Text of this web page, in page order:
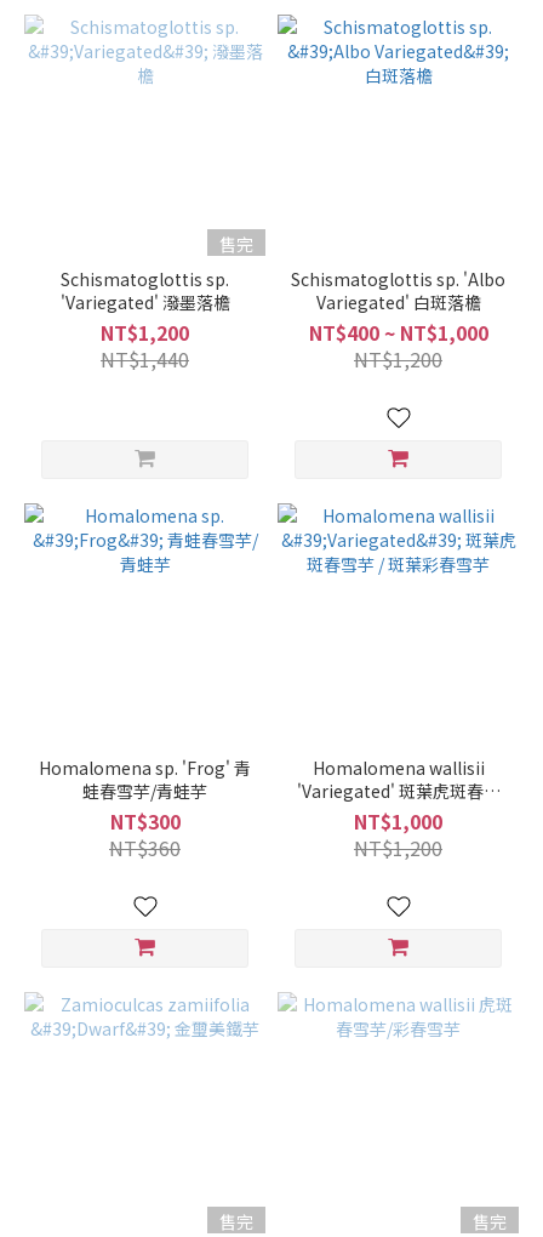
售完
Schismatoglottis sp.
'Variegated' 潑墨落檐
NT$1,200
NT$1,440
Schismatoglottis sp. 'Albo
Variegated' 白斑落檐
NT$400 ~ NT$1,000
NT$1,200
Homalomena sp. 'Frog' 青
蛙春雪芋/青蛙芋
NT$300
NT$360
Homalomena wallisii
'Variegated' 斑葉虎斑春雪
芋 / 斑葉彩春雪芋
NT$1,000
NT$1,200
售完
售完